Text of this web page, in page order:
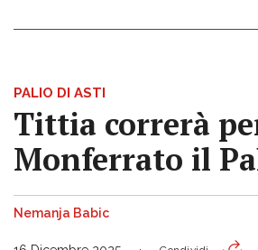
PALIO DI ASTI
Tittia correrà
Monferrato il
Nemanja Babic